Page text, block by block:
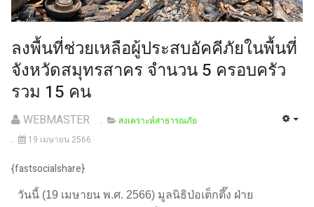
ลงพื้นที่ช่วยเหลือผู้ประสบอัคคีภัยในพื้นที่
จังหวัดสมุทรสาคร จำนวน 5 ครอบครัว
รวม 15 คน
WEBMASTER
สงเคราะห์สาธารณภัย
19 เมษายน 2566
{fastsocialshare}
วันนี้ (19 เมษายน พ.ศ. 2566) มูลนิธิป่อเต็กตึ๊ง ฝ่าย